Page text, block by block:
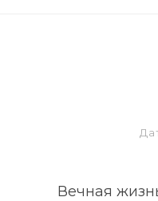
Вечная